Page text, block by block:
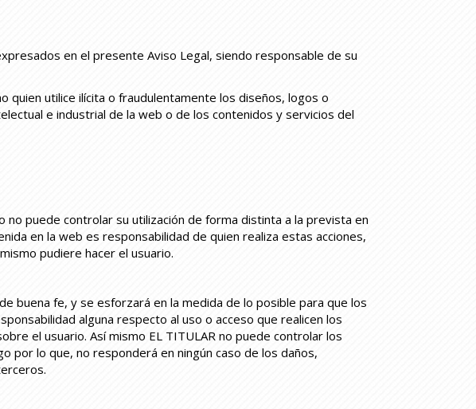
en el presente Aviso Legal, siendo responsable de su
quien utilice ilícita o fraudulentamente los diseños, logos o
e industrial de la web o de los contenidos y servicios del
puede controlar su utilización de forma distinta a la prevista en
en la web es responsabilidad de quien realiza estas acciones,
pudiere hacer el usuario.
buena fe, y se esforzará en la medida de lo posible para que los
alguna respecto al uso o acceso que realicen los
el usuario. Así mismo EL TITULAR no puede controlar los
por lo que, no responderá en ningún caso de los daños,